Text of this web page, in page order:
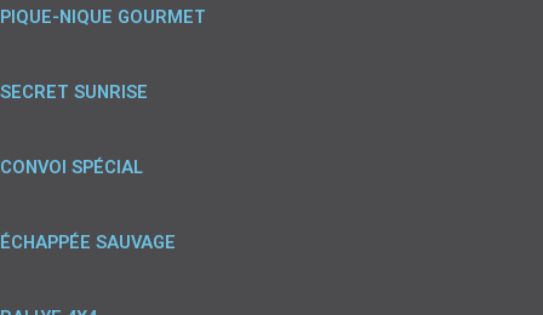
PIQUE-NIQUE GOURMET
SECRET SUNRISE
CONVOI SPÉCIAL
ÉCHAPPÉE SAUVAGE